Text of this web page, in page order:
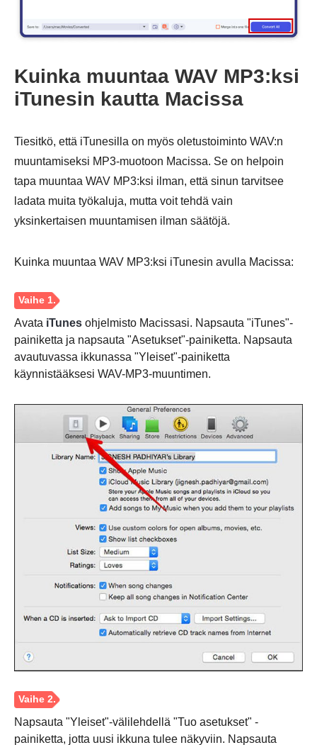
Kuinka muuntaa WAV MP3:ksi
iTunesin kautta Macissa
Tiesitkö, että iTunesilla on myös oletustoiminto WAV:n
muuntamiseksi MP3-muotoon Macissa. Se on helpoin
tapa muuntaa WAV MP3:ksi ilman, että sinun tarvitsee
ladata muita työkaluja, mutta voit tehdä vain
yksinkertaisen muuntamisen ilman säätöjä.
Kuinka muuntaa WAV MP3:ksi iTunesin avulla Macissa:
Avata iTunes ohjelmisto Macissasi. Napsauta "iTunes"-
painiketta ja napsauta "Asetukset"-painiketta. Napsauta
avautuvassa ikkunassa "Yleiset"-painiketta
käynnistääksesi WAV-MP3-muuntimen.
Napsauta "Yleiset"-välilehdellä "Tuo asetukset" -
painiketta, jotta uusi ikkuna tulee näkyviin. Napsauta